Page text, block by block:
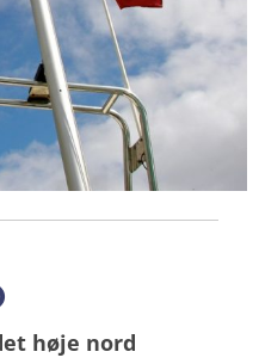
høje nord